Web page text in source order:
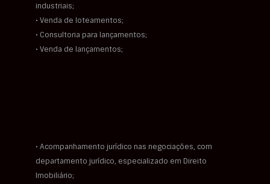
industriais;
• Venda de loteamentos;
• Consultoria para lançamentos;
• Venda de lançamentos;
• Acompanhamento jurídico nas negociações, com
departamento jurídico, especializado em Direito
Imobiliário;